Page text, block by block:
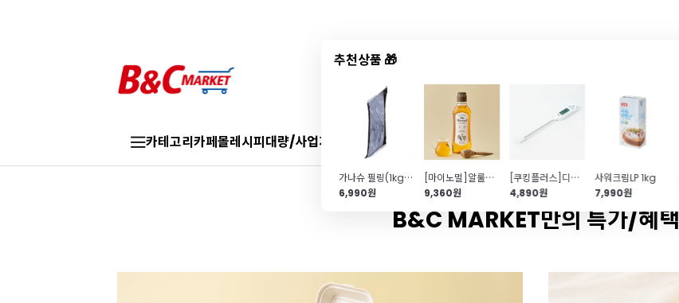
추천상품 🎁
가나슈 필링(1kg\/상온\/초콜릿 커스타드크림)
6,990원
[마이노멀]알룰로스 액상(485g\/대체당\/설탕대용)
9,360원
[쿠킹플러스]디지털온도계(CP300\/조리용온도계)
4,890원
사워크림LP 1kg
7,990원
카테고리카페몰레시피대량/사업자 브랜드샵신상품 TOP50특가/혜택
B&C MARKET만의 특가/혜택